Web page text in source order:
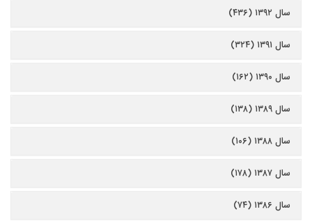
سال ۱۳۹۲ (۴۳۶)
سال ۱۳۹۱ (۳۲۴)
سال ۱۳۹۰ (۱۶۲)
سال ۱۳۸۹ (۱۳۸)
سال ۱۳۸۸ (۱۰۶)
سال ۱۳۸۷ (۱۷۸)
سال ۱۳۸۶ (۷۴)